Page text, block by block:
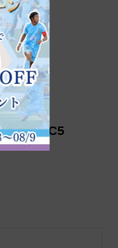
ク（FVC5